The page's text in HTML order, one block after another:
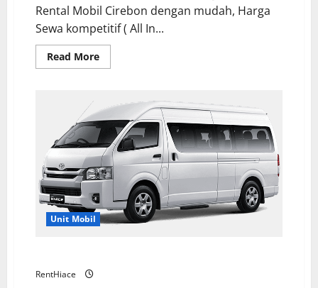
Rental Mobil Cirebon dengan mudah, Harga
Sewa kompetitif ( All In...
Read MoreRead
more
Mobil
Cirebon
Termurah
Banting
Harga
Unit Mobil
RentHiace